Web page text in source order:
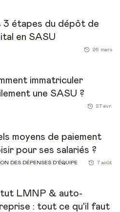
3 étapes du dépôt de
en SASU
26 mars
immatriculer
une SASU ?
27 avr.
moyens de paiement
pour ses salariés ?
DES DÉPENSES D’ÉQUIPE 7 août
LMNP & auto-
: tout ce qu'il faut